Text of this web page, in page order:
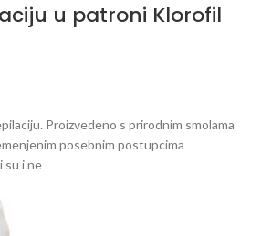
u patroni Klorofil
Proizvedeno s prirodnim smolama
posebnim postupcima
su i ne